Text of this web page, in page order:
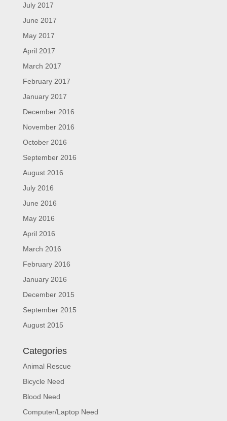
July 2017
June 2017
May 2017
April 2017
March 2017
February 2017
January 2017
December 2016
November 2016
October 2016
September 2016
August 2016
July 2016
June 2016
May 2016
April 2016
March 2016
February 2016
January 2016
December 2015
September 2015
August 2015
Categories
Animal Rescue
Bicycle Need
Blood Need
Computer/Laptop Need